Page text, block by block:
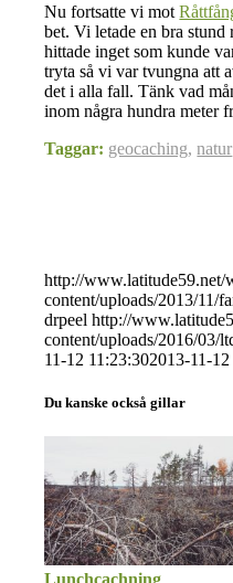
Nu fortsatte vi mot
bet. Vi letade en bra stund
hittade inget som kunde
tryta så vi var tvungna att
det i alla fall. Tänk vad
inom några hundra meter
Taggar: geocaching,natur
http://www.latitude59.net/
content/uploads/2013/11/
drpeel http://
content/uploads/2016/03/
11-12 11:23:302013-11-
Du kanske också gillar